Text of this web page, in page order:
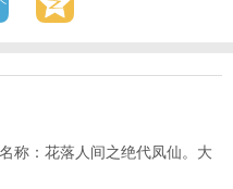
称：花落人间之绝代凤仙。大